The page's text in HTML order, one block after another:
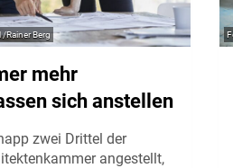
Berg
mehr
sich anstellen
zwei Drittel der
angestellt,